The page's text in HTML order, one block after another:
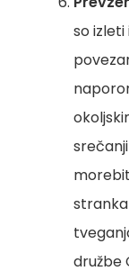
so
družbe